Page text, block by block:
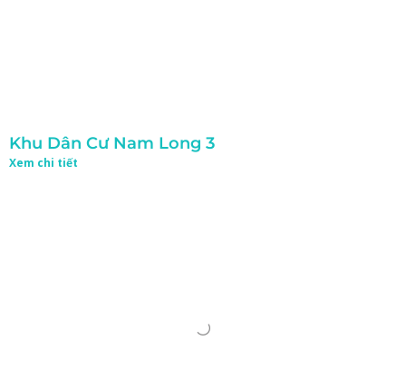
Khu Dân Cư Nam Long 3
Xem chi tiết